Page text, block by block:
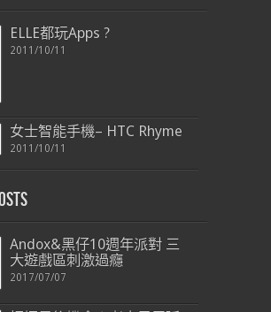
ELLE都玩Apps ?
2011/10/11
女士智能手機– HTC Rhyme
2011/10/11
Andox&黑仔10週年派對 三
大遊戲區刺激過癮
2017/07/07